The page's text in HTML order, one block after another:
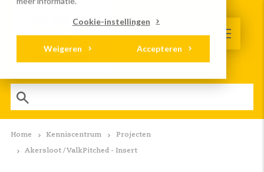
Cookie-instellingen
Accepteren
Weigeren
Home Kenniscentrum Projecten
Akersloot / ValkPitched - Insert